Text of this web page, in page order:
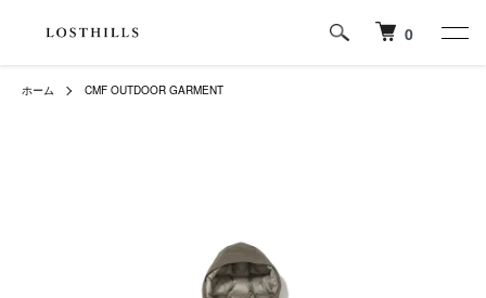
0
ホーム CMF OUTDOOR GARMENT